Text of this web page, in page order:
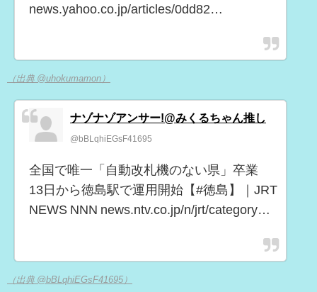
news.yahoo.co.jp/articles/0dd82…
（出典 @uhokumamon）
ナゾナゾアンサー!@みくるちゃん推し
@bBLqhiEGsF41695
全国で唯一「自動改札機のない県」卒業
13日から徳島駅で運用開始【#徳島】｜JRT
NEWS NNN news.ntv.co.jp/n/jrt/category…
（出典 @bBLqhiEGsF41695）